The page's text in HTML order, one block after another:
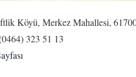
Köyü, Merkez Mahallesi,
323 51 13